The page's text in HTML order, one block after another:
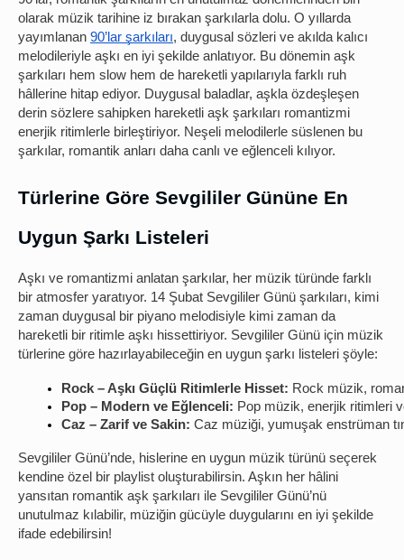
olarak müzik tarihine iz bırakan şarkılarla dolu. O yıllarda
yayımlanan 90’lar şarkıları, duygusal sözleri ve akılda kalıcı
melodileriyle aşkı en iyi şekilde anlatıyor. Bu dönemin aşk
şarkıları hem slow hem de hareketli yapılarıyla farklı ruh
hâllerine hitap ediyor. Duygusal baladlar, aşkla özdeşleşen
derin sözlere sahipken hareketli aşk şarkıları romantizmi
enerjik ritimlerle birleştiriyor. Neşeli melodilerle süslenen bu
şarkılar, romantik anları daha canlı ve eğlenceli kılıyor.
Türlerine Göre Sevgililer Gününe En
Uygun Şarkı Listeleri
Aşkı ve romantizmi anlatan şarkılar, her müzik türünde farklı
bir atmosfer yaratıyor. 14 Şubat Sevgililer Günü şarkıları, kimi
zaman duygusal bir piyano melodisiyle kimi zaman da
hareketli bir ritimle aşkı hissettiriyor. Sevgililer Günü için müzik
türlerine göre hazırlayabileceğin en uygun şarkı listeleri şöyle:
Rock – Aşkı Güçlü Ritimlerle Hisset: Rock müzik,
Pop – Modern ve Eğlenceli: Pop müzik, enerjik ritimleri
Caz – Zarif ve Sakin: Caz müziği, yumuşak enstrüman
Sevgililer Günü’nde, hislerine en uygun müzik türünü seçerek
kendine özel bir playlist oluşturabilirsin. Aşkın her hâlini
yansıtan romantik aşk şarkıları ile Sevgililer Günü’nü
unutulmaz kılabilir, müziğin gücüyle duygularını en iyi şekilde
ifade edebilirsin!